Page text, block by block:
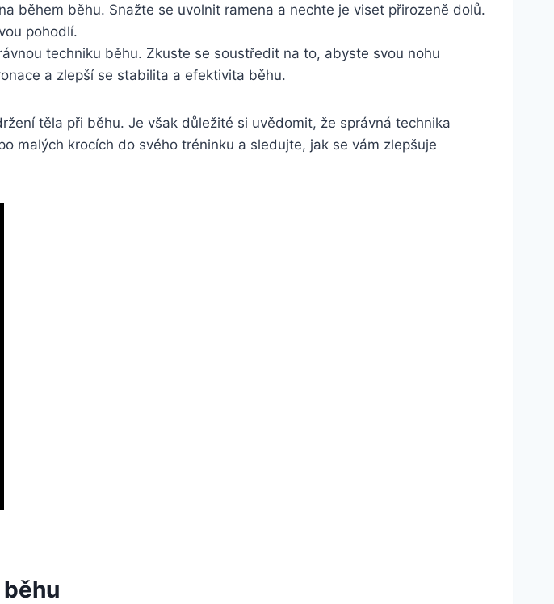
během běhu. Snažte se uvolnit ramena a nechte je viset přirozeně dolů.
pohodlí.
techniku běhu. Zkuste se soustředit na to, abyste svou nohu
a zlepší se stabilita a efektivita běhu.
těla při běhu. Je však důležité si uvědomit, že správná technika
malých krocích do svého tréninku a sledujte, jak se vám zlepšuje